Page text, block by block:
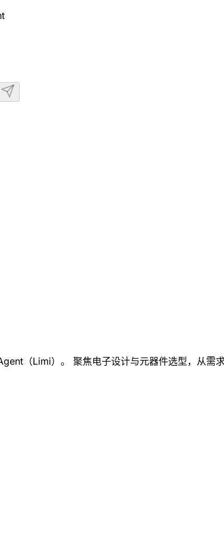
（Limi）。 聚焦电子设计与元器件选型，从需